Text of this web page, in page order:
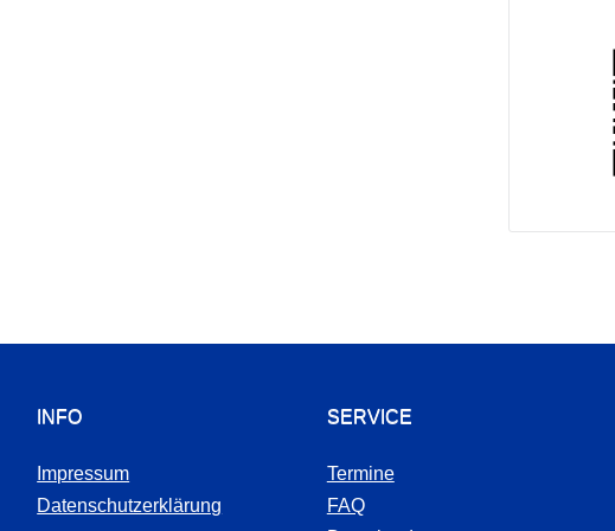
INFO
Impressum
Datenschutzerklärung
SERVICE
Termine
FAQ